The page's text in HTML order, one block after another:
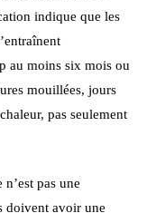
indique que les
au moins six mois ou
mouillées, jours
pas seulement
pas une
doivent avoir une